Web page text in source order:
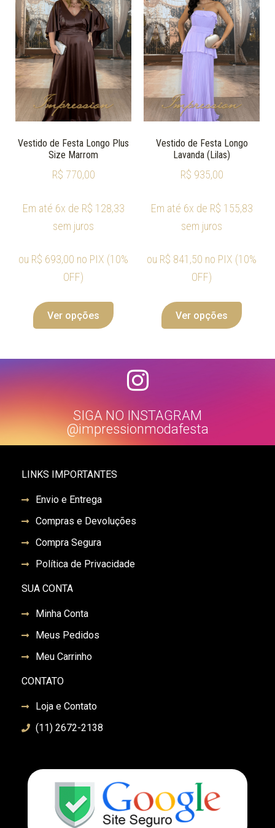
Vestido de Festa Longo Plus
Size Marrom
R$ 770,00
Em até 6x de R$ 128,33
sem juros
ou R$ 693,00 no PIX (10%
OFF)
Ver opções
Vestido de Festa Longo
Lavanda (Lilas)
R$ 935,00
Em até 6x de R$ 155,83
sem juros
ou R$ 841,50 no PIX (10%
OFF)
Ver opções
SIGA NO INSTAGRAM
@impressionmodafesta
LINKS IMPORTANTES
Envio e Entrega
Compras e Devoluções
Compra Segura
Política de Privacidade
SUA CONTA
Minha Conta
Meus Pedidos
Meu Carrinho
CONTATO
Loja e Contato
(11) 2672-2138